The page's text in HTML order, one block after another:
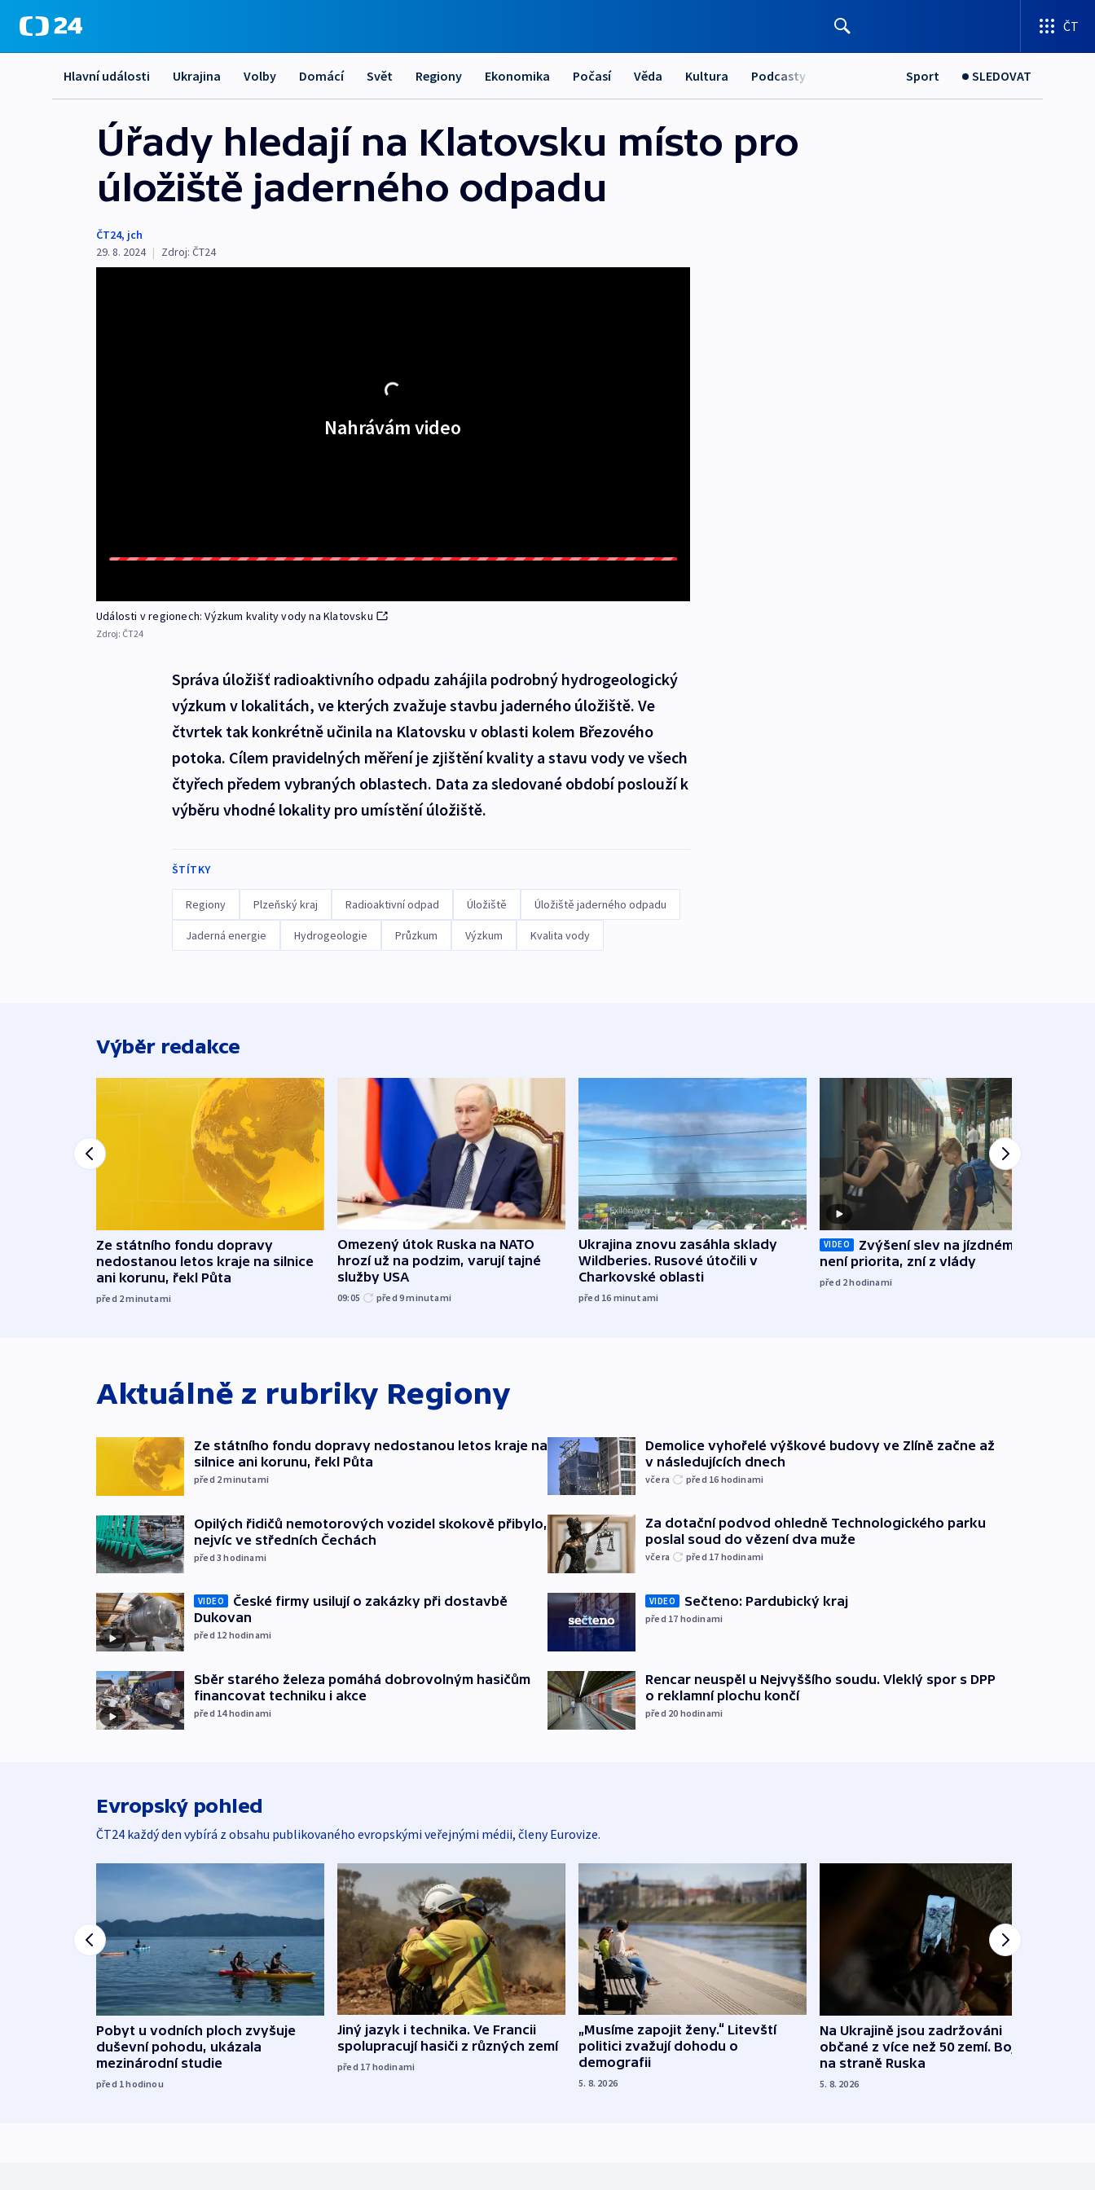
ČT
Hlavní události Ukrajina Volby Domácí Svět Regiony Ekonomika Počasí Věda Kultura Podcasty Sport SLEDOVAT
Úřady hledají na Klatovsku místo pro
úložiště jaderného odpadu
ČT24, jch
29. 8. 2024 | Zdroj: ČT24
Nahrávám video
Události v regionech: Výzkum kvality vody na Klatovsku
Zdroj: ČT24
Správa úložišť radioaktivního odpadu zahájila podrobný hydrogeologický
výzkum v lokalitách, ve kterých zvažuje stavbu jaderného úložiště. Ve
čtvrtek tak konkrétně učinila na Klatovsku v oblasti kolem Březového
potoka. Cílem pravidelných měření je zjištění kvality a stavu vody ve všech
čtyřech předem vybraných oblastech. Data za sledované období poslouží k
výběru vhodné lokality pro umístění úložiště.
ŠTÍTKY
Regiony Plzeňský kraj Radioaktivní odpad Úložiště Úložiště jaderného odpadu
Jaderná energie Hydrogeologie Průzkum Výzkum Kvalita vody
Výběr redakce
Ze státního fondu dopravy
nedostanou letos kraje na silnice
ani korunu, řekl Půta
před 2minutami
Omezený útok Ruska na NATO
hrozí už na podzim, varují tajné
služby USA
09:05 před 9minutami
Ukrajina znovu zasáhla sklady
Wildberies. Rusové útočili v
Charkovské oblasti
před 16 minutami
VIDEO
Zvýšení slev na jízdném teď
není priorita, zní z vlády
před 2hodinami
Aktuálně z rubriky Regiony
Ze státního fondu dopravy nedostanou letos kraje na
silnice ani korunu, řekl Půta
před 2minutami
Opilých řidičů nemotorových vozidel skokově přibylo,
nejvíc ve středních Čechách
před 3hodinami
VIDEO
České firmy usilují o zakázky při dostavbě
Dukovan
před 12 hodinami
Sběr starého železa pomáhá dobrovolným hasičům
financovat techniku i akce
před 14hodinami
Demolice vyhořelé výškové budovy ve Zlíně začne až
v následujících dnech
včera před 16 hodinami
Za dotační podvod ohledně Technologického parku
poslal soud do vězení dva muže
včera před 17 hodinami
VIDEO Sečteno: Pardubický kraj
před 17 hodinami
Rencar neuspěl u Nejvyššího soudu. Vleklý spor s DPP
o reklamní plochu končí
před 20 hodinami
Evropský pohled
ČT24 každý den vybírá z obsahu publikovaného evropskými veřejnými médii, členy Eurovize.
Pobyt u vodních ploch zvyšuje
duševní pohodu, ukázala
mezinárodní studie
před 1hodinou
Jiný jazyk i technika. Ve Francii
spolupracují hasiči z různých zemí
před 17 hodinami
„Musíme zapojit ženy.“ Litevští
politici zvažují dohodu o
demografii
5. 8. 2026
Na Ukrajině jsou zadržováni
občané z více než 50 zemí. Bojovali
na straně Ruska
5. 8. 2026